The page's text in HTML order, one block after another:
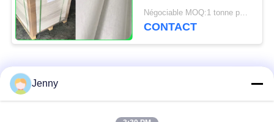
cuisine de boulangerie
usine 31 - 38gsm
Négociable MOQ:1 tonne pour la taille commune et 10 tonnes pour la taille spéciale
CONTACT
Catégories populaires
petit pain brun de
Jenny